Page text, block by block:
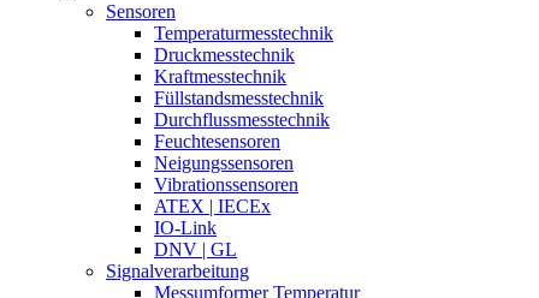
Sensoren
Temperaturmesstechnik
Druckmesstechnik
Kraftmesstechnik
Füllstandsmesstechnik
Durchflussmesstechnik
Feuchtesensoren
Neigungssensoren
Vibrationssensoren
ATEX | IECEx
IO-Link
DNV | GL
Signalverarbeitung
Messumformer Temperatur